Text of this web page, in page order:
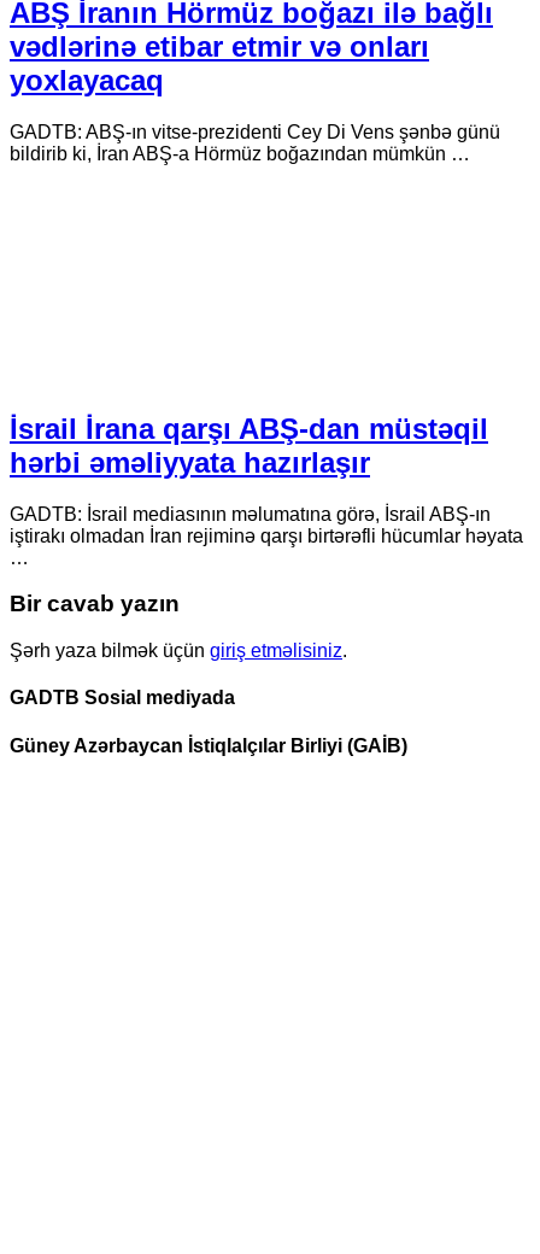
ABŞ İranın Hörmüz boğazı ilə bağlı
vədlərinə etibar etmir və onları
yoxlayacaq
GADTB: ABŞ-ın vitse-prezidenti Cey Di Vens şənbə günü
bildirib ki, İran ABŞ-a Hörmüz boğazından mümkün …
İsrail İrana qarşı ABŞ-dan müstəqil
hərbi əməliyyata hazırlaşır
GADTB: İsrail mediasının məlumatına görə, İsrail ABŞ-ın
iştirakı olmadan İran rejiminə qarşı birtərəfli hücumlar həyata
…
Bir cavab yazın
Şərh yaza bilmək üçün giriş etməlisiniz.
GADTB Sosial mediyada
Güney Azərbaycan İstiqlalçılar Birliyi (GAİB)